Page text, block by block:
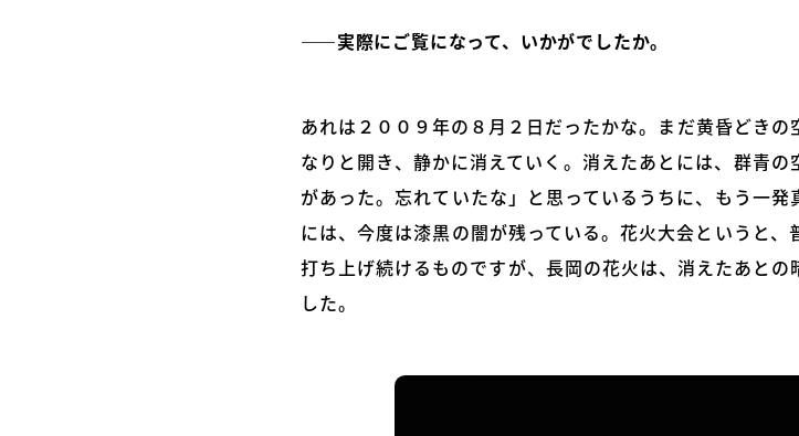
――実際にご覧になって、いかがでしたか。
あれは２００９年の８月２日だったかな。まだ黄昏どき
なりと開き、静かに消えていく。消えたあとには、群青
があった。忘れていたな」と思っているうちに、もう一
には、今度は漆黒の闇が残っている。花火大会というと
打ち上げ続けるものですが、長岡の花火は、消えたあと
した。